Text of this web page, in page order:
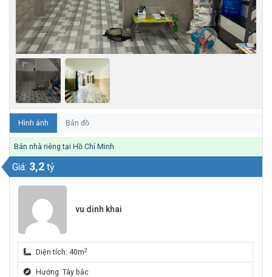
Hình ảnh Bản đồ
Bán nhà riêng tại Hồ Chí Minh
Giá: 3,2 tỷ
vu dinh khai
Diện tích: 40m2
Hướng: Tây bắc